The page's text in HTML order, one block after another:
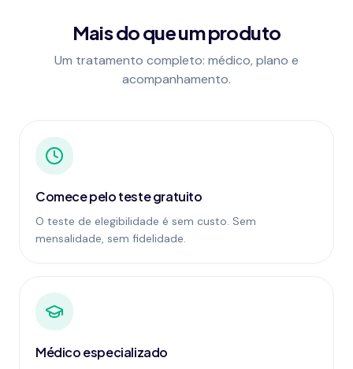
Mais do que um produto
Um tratamento completo: médico, plano e
acompanhamento.
Comece pelo teste gratuito
O teste de elegibilidade é sem custo. Sem
mensalidade, sem fidelidade.
Médico especializado